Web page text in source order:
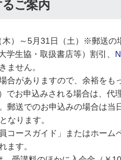
ご案内
）～5月31日（土）※郵送の
生協・取扱書店等）割引、
ません。
合がありますので、余裕をも
でお申込みされる場合は、
送でのお申込みの場合は当
なります。
ースガイド」またはホーム
ます。